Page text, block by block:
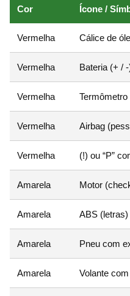
Cor Ícone /
Vermelha Cálice de
Vermelha Bateria (+ / -
Vermelha Termômetro
Vermelha Airbag
Vermelha (!) ou “P”
Amarela Motor
Amarela ABS (letras)
Amarela Pneu com
Amarela Volante com